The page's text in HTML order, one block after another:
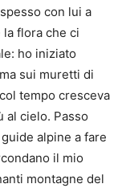
con lui a
la flora che ci
ho iniziato
sui muretti di
tempo cresceva
al cielo. Passo
alpine a fare
il mio
montagne del